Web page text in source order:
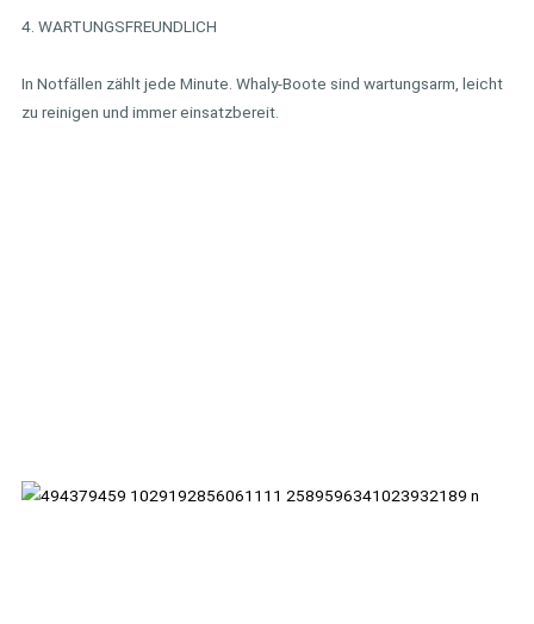
4. WARTUNGSFREUNDLICH
In Notfällen zählt jede Minute. Whaly-Boote sind wartungsarm, leicht
zu reinigen und immer einsatzbereit.